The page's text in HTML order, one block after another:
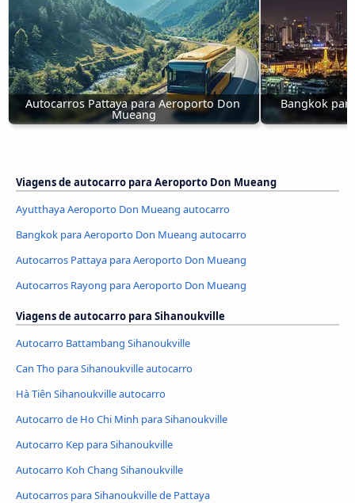
Autocarros Pattaya para Aeroporto Don
Mueang
Bangkok
Viagens de autocarro para Aeroporto Don Mueang
Ayutthaya Aeroporto Don Mueang autocarro
Bangkok para Aeroporto Don Mueang autocarro
Autocarros Pattaya para Aeroporto Don Mueang
Autocarros Rayong para Aeroporto Don Mueang
Viagens de autocarro para Sihanoukville
Autocarro Battambang Sihanoukville
Can Tho para Sihanoukville autocarro
Hà Tiên Sihanoukville autocarro
Autocarro de Ho Chi Minh para Sihanoukville
Autocarro Kep para Sihanoukville
Autocarro Koh Chang Sihanoukville
Autocarros para Sihanoukville de Pattaya